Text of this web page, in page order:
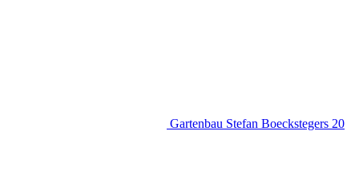
Gartenbau Stefan Boeckstegers 20